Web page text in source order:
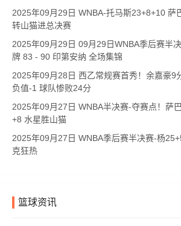
2025年09月29日 WNBA-托马斯23+8+10 萨
转山猫进总决赛
2025年09月29日 09月29日WNBA季后赛半
牌 83 - 90 印第安纳 全场集锦
2025年09月28日 西乙常规赛首秀！余嘉豪9
负值-1 球队惨败24分
2025年09月27日 WNBA半决赛-夺赛点！萨
+8 水星胜山猫
2025年09月27日 WNBA季后赛半决赛-杨
克狂热
篮球资讯